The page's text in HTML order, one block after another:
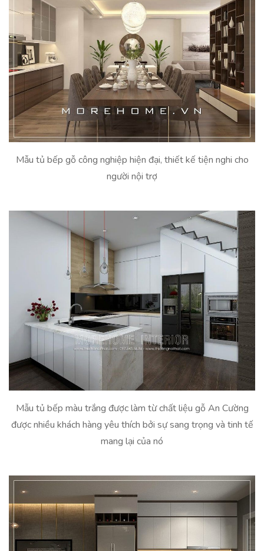
Mẫu tủ bếp gỗ công nghiệp hiện đại, thiết kế tiện nghi cho
người nội trợ
Mẫu tủ bếp màu trắng được làm từ chất liệu gỗ An Cường
được nhiều khách hàng yêu thích bởi sự sang trọng và tinh tế
mang lại của nó